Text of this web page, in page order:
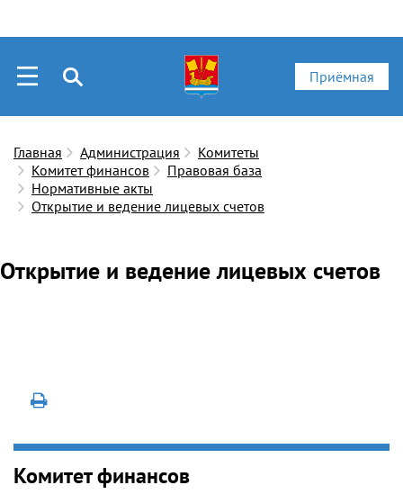
Приёмная
Главная Администрация
Комитеты
Комитет финансов
Правовая база
Нормативные акты
Открытие и ведение лицевых счетов
Открытие и ведение лицевых счетов
Комитет финансов